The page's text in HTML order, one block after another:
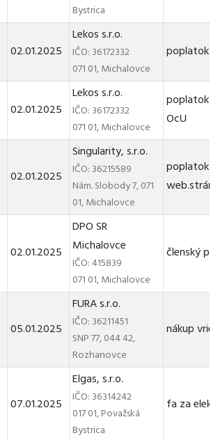
Bystrica
02.01.2025
Lekos s.r.o.
IČO: 36172332
071 01, Michalovce
poplatok
02.01.2025
Lekos s.r.o.
IČO: 36172332
071 01, Michalovce
poplatok
OcU
02.01.2025
Singularity, s.r.o.
IČO: 36215589
Nám. Slobody 7, 071
01, Michalovce
poplatok
02.01.2025
DPO SR
Michalovce
IČO: 415839
071 01, Michalovce
členský
05.01.2025
FURA s.r.o.
IČO: 36211451
SNP 77, 044 42,
Rozhanovce
nákup
07.01.2025
Elgas, s.r.o.
IČO: 36314242
017 01, Považská
Bystrica
fa za